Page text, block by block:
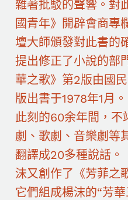
雜著批駁的聲響。對
國青年》開辟會商專
壇大師頒發對此書的
提出修正了小說的部
華之歌》第2版由國
版出書于1978年1月
此刻的60余年間，不
劇、歌劇、音樂劇等
翻譯成20多種說話。
沫又創作了《芳菲之
它們組成楊沫的“芳華